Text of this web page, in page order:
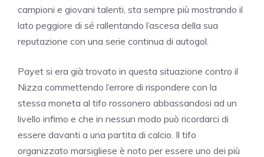
campioni e giovani talenti, sta sempre più mostrando il
lato peggiore di sé rallentando l’ascesa della sua
reputazione con una serie continua di autogol.
Payet si era già trovato in questa situazione contro il
Nizza commettendo l’errore di rispondere con la
stessa moneta al tifo rossonero abbassandosi ad un
livello infimo e che in nessun modo può ricordarci di
essere davanti a una partita di calcio. Il tifo
organizzato marsigliese è noto per essere uno dei più